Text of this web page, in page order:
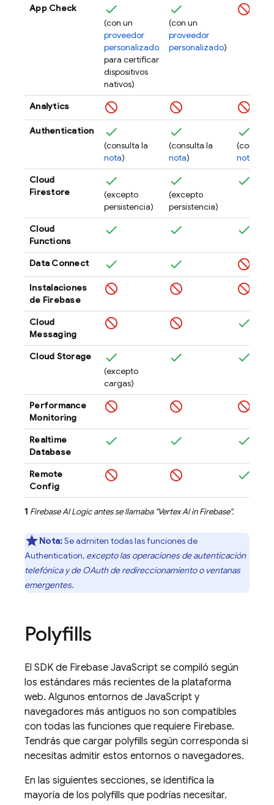
App Check
(con un
proveedor
personalizado
para certificar
dispositivos
nativos)
(con un
proveedor
personalizado)
Analytics
Authentication
(consulta la
nota)
(consulta la
nota)
(consulta
nota
Cloud
Firestore
(excepto
persistencia)
(excepto
persistencia)
Cloud
Functions
Data Connect
Instalaciones
de Firebase
Cloud
Messaging
Cloud Storage
(excepto
cargas)
Performance
Monitoring
Realtime
Database
Remote
Config
1 Firebase AI Logicantes se llamaba "Vertex AI in Firebase".
Nota:Se admiten todas las funciones de
Authentication, excepto las operaciones de autenticación
telefónica y de OAuth de redireccionamiento o ventanas
emergentes.
Polyfills
El SDK de Firebase JavaScript se compiló según
los estándares más recientes de la plataforma
web. Algunos entornos de JavaScript y
navegadores más antiguos no son compatibles
con todas las funciones que requiere Firebase.
Tendrás que cargar polyfills según corresponda si
necesitas admitir estos entornos o navegadores.
En las siguientes secciones, se identifica la
mayoría de los polyfills que podrías necesitar.